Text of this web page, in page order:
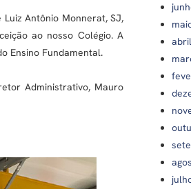
Antônio Monnerat, SJ,
ao nosso Colégio. A
Ensino Fundamental.
Administrativo, Mauro